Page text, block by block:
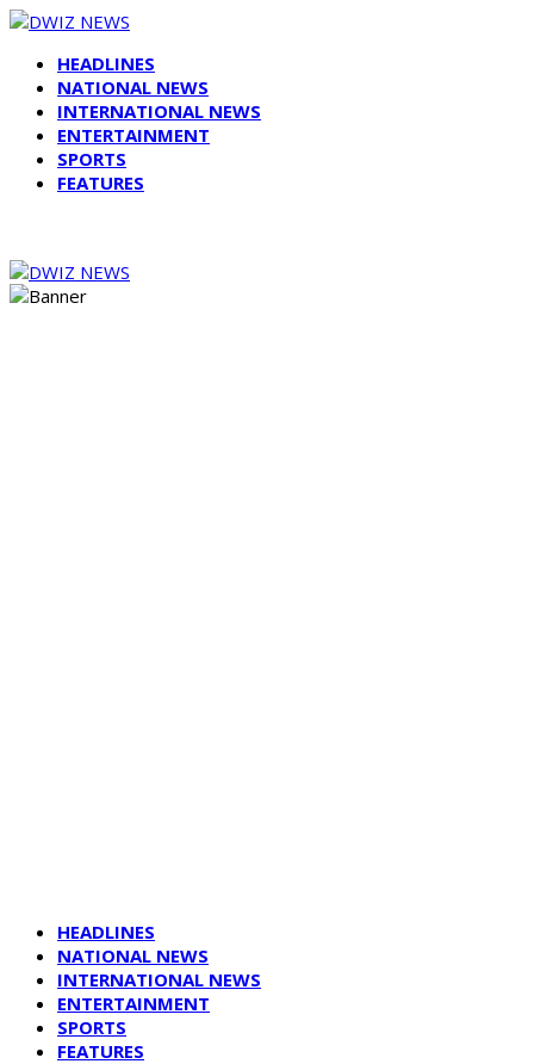
HEADLINES
NATIONAL NEWS
INTERNATIONAL NEWS
ENTERTAINMENT
SPORTS
FEATURES
HEADLINES
NATIONAL NEWS
INTERNATIONAL NEWS
ENTERTAINMENT
SPORTS
FEATURES